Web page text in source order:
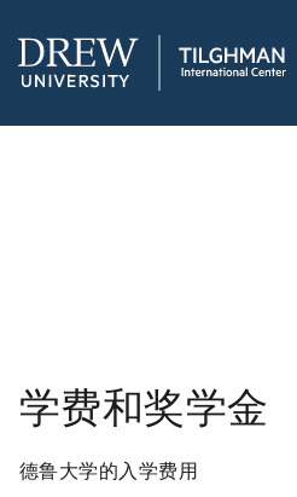
学费和奖学金
德鲁大学的入学费用